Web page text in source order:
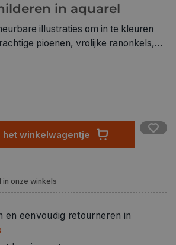
in aquarel
illustraties om in te kleuren
pioenen, vrolijke ranonkels,
jezelf een moment van rust door
te helpen, vind je naast talloze tips
zal gebruiken. Kortom, je vindt alle
hebt om aan je aquarelavontuur te
het winkelwagentje
onze winkels
en eenvoudig retourneren in